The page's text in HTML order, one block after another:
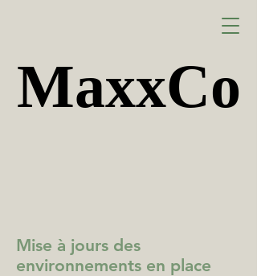
MaxxCo
MaxxCo
Mise à jours des
environnements en place